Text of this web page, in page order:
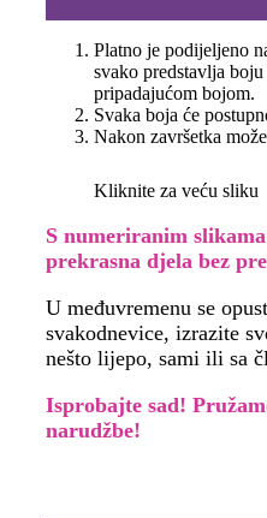
Platno je podijeljeno
svako predstavlja
pripadajućom bojom.
Svaka boja će
Nakon završetka
Kliknite za veću sliku
S numeriranim
prekrasna djela bez
U međuvremenu se
svakodnevice, izrazite
nešto lijepo, sami ili sa
Isprobajte sad!
narudžbe!